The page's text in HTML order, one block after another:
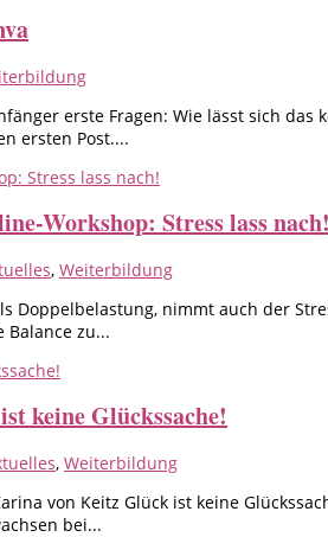
erste Fragen: Wie lässt sich
ersten Post....
Workshop: Stress lass nach!
, Weiterbildung
nimmt auch der
zu...
keine Glückssache!
, Weiterbildung
von Keitz Glück ist keine
bei...